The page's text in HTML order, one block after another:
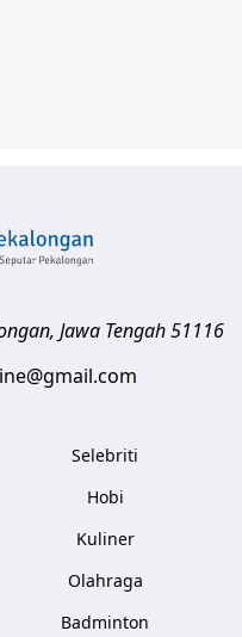
, Jawa Tengah51116
Selebriti
Hobi
Kuliner
Olahraga
Badminton